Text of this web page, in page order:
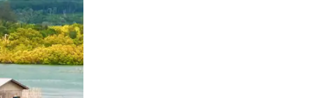
e deslizando o dedo na tela.